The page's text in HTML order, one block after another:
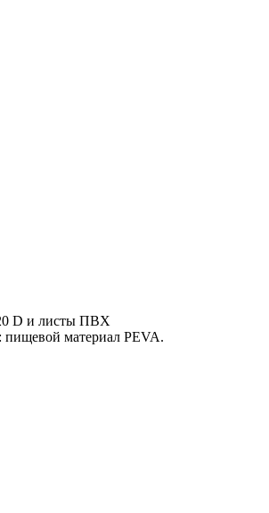
D и листы ПВХ
материал PEVA.